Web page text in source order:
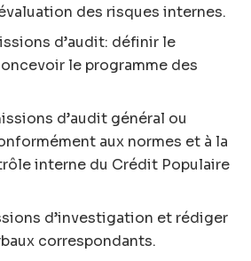
des risques internes.
d’audit: définir le
le programme des
d’audit général ou
aux normes et à la
interne du Crédit Populaire
d’investigation et rédiger
correspondants.